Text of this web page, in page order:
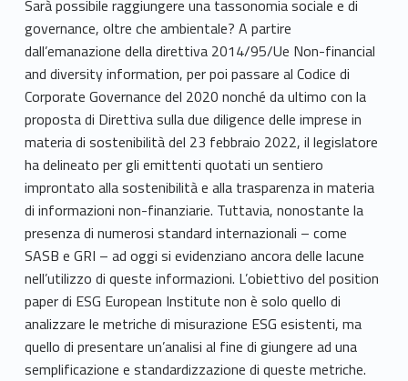
Sarà possibile raggiungere una tassonomia sociale e di
governance, oltre che ambientale? A partire
dall’emanazione della direttiva 2014/95/Ue Non-financial
and diversity information, per poi passare al Codice di
Corporate Governance del 2020 nonché da ultimo con la
proposta di Direttiva sulla due diligence delle imprese in
materia di sostenibilità del 23 febbraio 2022, il legislatore
ha delineato per gli emittenti quotati un sentiero
improntato alla sostenibilità e alla trasparenza in materia
di informazioni non-finanziarie. Tuttavia, nonostante la
presenza di numerosi standard internazionali – come
SASB e GRI – ad oggi si evidenziano ancora delle lacune
nell’utilizzo di queste informazioni. L’obiettivo del position
paper di ESG European Institute non è solo quello di
analizzare le metriche di misurazione ESG esistenti, ma
quello di presentare un’analisi al fine di giungere ad una
semplificazione e standardizzazione di queste metriche.